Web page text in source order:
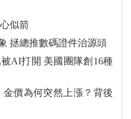
生歸心似箭
本報揭「假證救生員」亂象 拯總推數碼證件治源頭
團隊創16種
金價為何突然上漲？背後